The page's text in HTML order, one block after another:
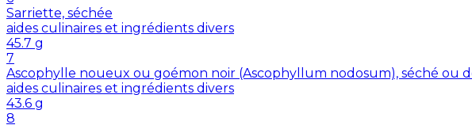
Sarriette, séchée
aides culinaires et ingrédients divers
45.7 g
7
Ascophylle noueux ou goémon noir (Ascophyllum nodosum), séché ou
aides culinaires et ingrédients divers
43.6 g
8